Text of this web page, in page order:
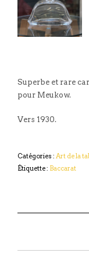
Superbe et rare
pour Meukow.
Vers 1930.
Catégories : Art de la
Étiquette : Baccarat